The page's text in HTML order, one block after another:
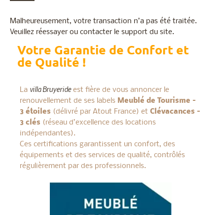
Malheureusement, votre transaction n’a pas été traitée.
Veuillez réessayer ou contacter le support du site.
Votre Garantie de Confort et
de Qualité !
La villa Bruyerideest fière de vous annoncer le
renouvellement de ses labels Meublé de Tourisme –
3 étoiles (délivré par Atout France) et Clévacances –
3 clés (réseau d’excellence des locations
indépendantes).
Ces certifications garantissent un confort, des
équipements et des services de qualité, contrôlés
régulièrement par des professionnels.